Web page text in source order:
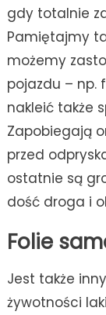
gdy totalnie
Pamiętajmy
możemy
pojazdu – np.
nakleić także
Zapobiegają
przed
ostatnie są
dość droga i
Folie
Jest także
żywotności